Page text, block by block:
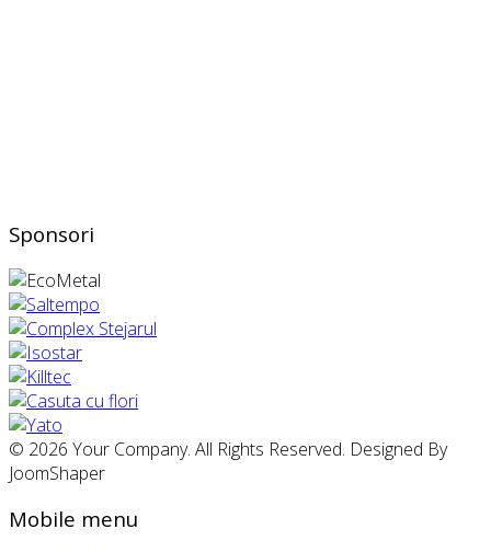
Sponsori
© 2026 Your Company. All Rights Reserved. Designed By
JoomShaper
Mobile menu